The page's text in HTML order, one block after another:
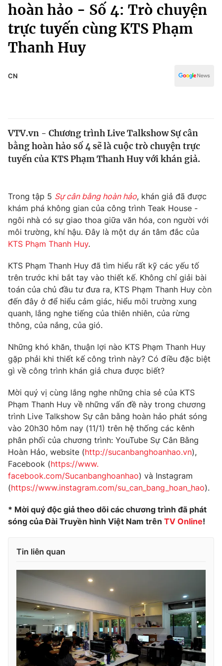
Chính trị
Xã hội
Tin tức
Thế giới đó đây
Kinh tế
Tài chính
Góc doanh nghiệp
Truyền hình
Phim VTV
Hậu trường
Nhân vật
Khán giả
Giải sao mai
Giải trí
Âm nhạc
Sao
Đời sống
Du lịch
Làm đẹp
Chất lượng cuộc sống
Giáo dục
Tuyển sinh
Học trực tuyến
Công nghệ
Sản phẩm
Tư vấn
Giao lưu trực tuyến
Lịch phát sóng
Chuyên mục khác
Emagazine Podcast
Photo Infographic
Video Shorts video
VTV Money VTV Thể thao
VTV Sức khoẻ
Thị trường 24h
VTV4 Vươn mình bằng AI
VTV9 VTV8
Liên hệ tòa soạn English
Truyền hình
Văn hóa - Giải trí
Đời sống
hoàn hảo - Số 4: Trò chuyện
trực tuyến cùng KTS Phạm
Thanh Huy
CN
VTV.vn - Chương trình Live Talkshow Sự cân
bằng hoàn hảo số 4 sẽ là cuộc trò chuyện trực
tuyến của KTS Phạm Thanh Huy với khán giả.
Trong tập 5 Sự cân bằng hoàn hảo, khán giả đã được
khám phá không gian của công trình Teak House -
ngôi nhà có sự giao thoa giữa văn hóa, con người với
môi trường, khí hậu. Đây là một dự án tâm đắc của
KTS Phạm Thanh Huy.
KTS Phạm Thanh Huy đã tìm hiểu rất kỹ các yếu tố
trên trước khi bắt tay vào thiết kế. Không chỉ giải bài
toán của chủ đầu tư đưa ra, KTS Phạm Thanh Huy còn
đến đây ở để hiểu cảm giác, hiểu môi trường xung
quanh, lắng nghe tiếng của thiên nhiên, của rừng
thông, của nắng, của gió.
Những khó khăn, thuận lợi nào KTS Phạm Thanh Huy
gặp phải khi thiết kế công trình này? Có điều đặc biệt
gì về công trình khán giả chưa được biết?
Mời quý vị cùng lắng nghe những chia sẻ của KTS
Phạm Thanh Huy về những vấn đề này trong chương
trình Live Talkshow Sự cân bằng hoàn hảo phát sóng
vào 20h30 hôm nay (11/1) trên hệ thống các kênh
phân phối của chương trình: YouTube Sự Cân Bằng
Hoàn Hảo, website (http://sucanbanghoanhao.vn),
Facebook (https://www.
facebook.com/Sucanbanghoanhao) và Instagram
(https://www.instagram.com/su_can_bang_ hoan_hao).
* Mời quý độc giả theo dõi các chương trình đã phát
sóng của Đài Truyền hình Việt Nam trên TV Online!
Tin liên quan